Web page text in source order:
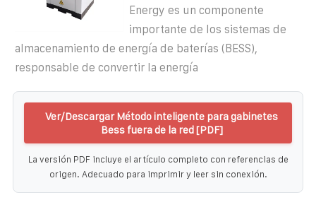
Energy es un componente
importante de los sistemas de
almacenamiento de energía de baterías (BESS),
responsable de convertir la energía
Ver/Descargar Método inteligente para gabinetes
Bess fuera de la red [PDF]
La versión PDF incluye el artículo completo con referencias de
origen. Adecuado para imprimir y leer sin conexión.